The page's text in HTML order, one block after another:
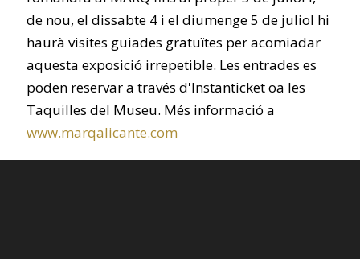
de nou, el dissabte 4 i el diumenge 5 de juliol hi
haurà visites guiades gratuïtes per acomiadar
aquesta exposició irrepetible. Les entrades es
poden reservar a través d'Instanticket oa les
Taquilles del Museu. Més informació a
www.marqalicante.com